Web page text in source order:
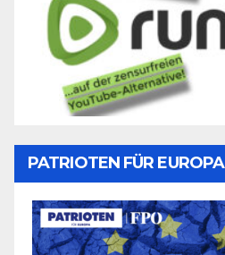
PATRIOTEN FÜR EUROPA